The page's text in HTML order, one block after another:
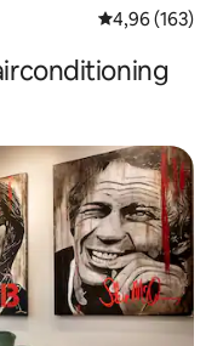
Gemiddelde
4,96 (163)